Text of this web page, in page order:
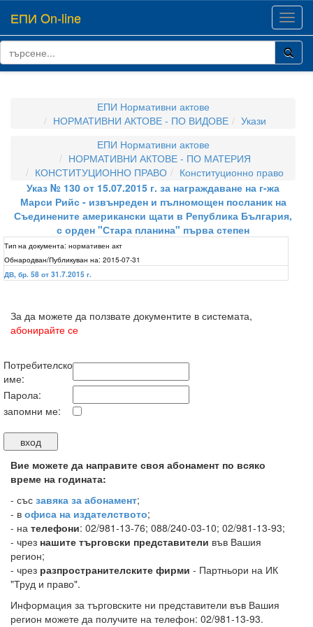
ЕПИ On-line
ЕПИ Нормативни актове
НОРМАТИВНИ АКТОВЕ - ПО ВИДОВЕ
Укази
ЕПИ Нормативни актове
НОРМАТИВНИ АКТОВЕ - ПО МАТЕРИЯ
КОНСТИТУЦИОННО ПРАВО
Конституционно право
Указ № 130 от 15.07.2015 г. за награждаване на г-жа
Марси Рийс - извънреден и пълномощен посланик на
Съединените американски щати в Република България,
с орден "Стара планина" първа степен
Тип на документа: нормативен акт
Обнародван/Публикуван на: 2015-07-31
ДВ, бр. 58 от 31.7.2015 г.
За да можете да ползвате документите в системата,
абонирайте се
Потребителско
име:
Парола:
запомни ме:
Вие можете да направите своя абонамент по всяко
време на годината:
- със завяка за абонамент;
- в офиса на издателството;
- на телефони: 02/981-13-76; 088/240-03-10; 02/981-13-93;
- чрез нашите търговски представители във Вашия
регион;
- чрез разпространителските фирми - Партньори на ИК
"Труд и право".
Информация за търговските ни представители във Вашия
регион можете да получите на телефон: 02/981-13-93.